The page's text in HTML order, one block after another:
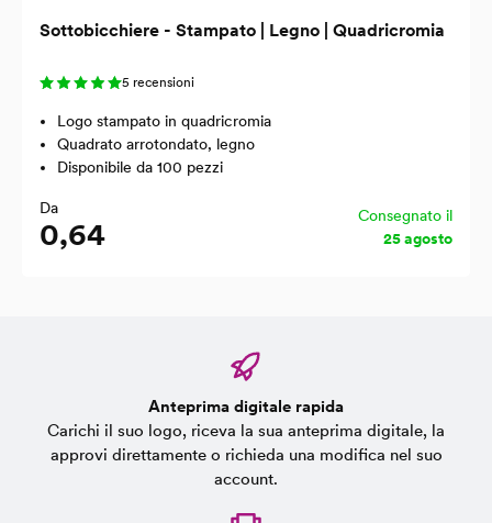
Sottobicchiere - Stampato | Legno | Quadricromia
5 recensioni
Logo stampato in quadricromia
Quadrato arrotondato, legno
Disponibile da 100 pezzi
Da
0,64
Consegnato il
25 agosto
Anteprima digitale rapida
Carichi il suo logo, riceva la sua anteprima digitale, la
approvi direttamente o richieda una modifica nel suo
account.